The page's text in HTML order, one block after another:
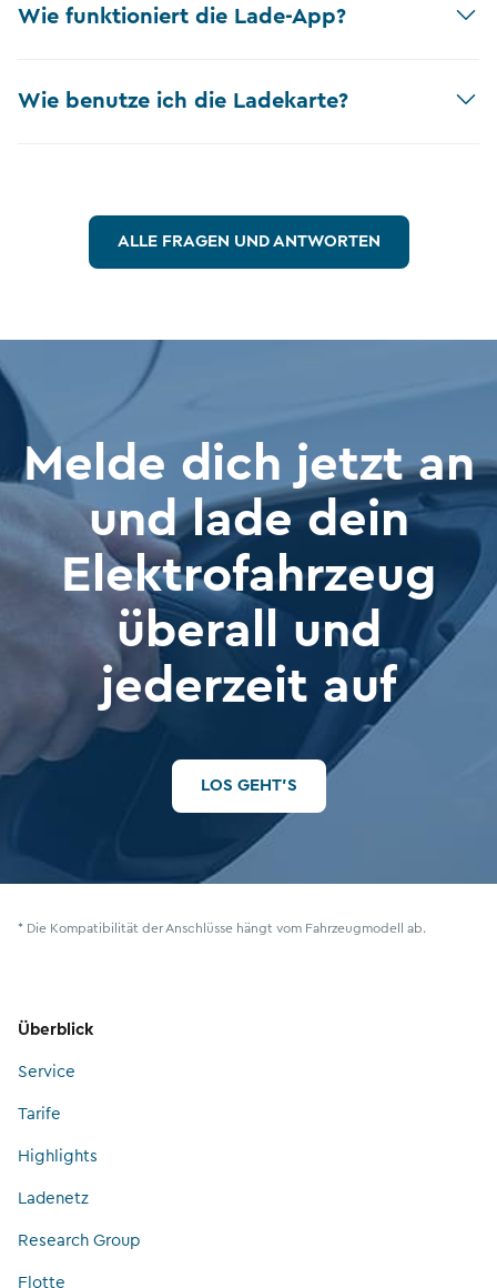
Wie funktioniert die Lade-App?
Wie benutze ich die Ladekarte?
ALLE FRAGEN UND ANTWORTEN
Melde dich jetzt an
und lade dein
Elektro­fahrzeug
überall und
jederzeit auf
LOS GEHT’S
* Die Kompatibilität der Anschlüsse hängt vom Fahrzeugmodell ab.
Überblick
Service
Tarife
Highlights
Ladenetz
Research Group
Flotte